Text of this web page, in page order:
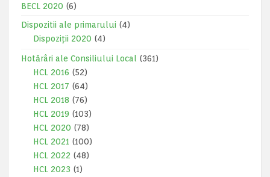
BECL 2020 (6)
Dispozitii ale primarului (4)
Dispoziții 2020 (4)
Hotărâri ale Consiliului Local
(361)
HCL 2016 (52)
HCL 2017 (64)
HCL 2018 (76)
HCL 2019 (103)
HCL 2020 (78)
HCL 2021 (100)
HCL 2022 (48)
HCL 2023 (1)